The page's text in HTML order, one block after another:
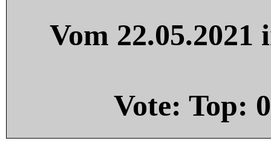
Vom
Vote: Top: 0